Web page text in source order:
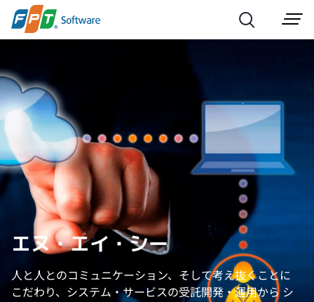
エヌ・エイ・シー
⼈と⼈とのコミュニケーション、そして考え抜くことに
こだわり、システム・サービスの受託開発・運用からシ